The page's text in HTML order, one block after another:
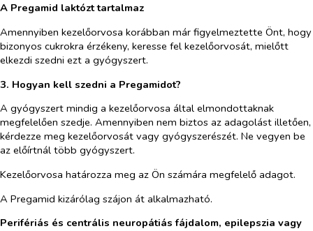
A Pregamid laktózt tartalmaz
Amennyiben kezelőorvosa korábban már figyelmeztette Önt, hogy
bizonyos cukrokra érzékeny, keresse fel kezelőorvosát, mielőtt
elkezdi szedni ezt a gyógyszert.
3. Hogyan kell szedni a Pregamidot?
A gyógyszert mindig a kezelőorvosa által elmondottaknak
megfelelően szedje. Amennyiben nem biztos az adagolást illetően,
kérdezze meg kezelőorvosát vagy gyógyszerészét. Ne vegyen be
az előírtnál több gyógyszert.
Kezelőorvosa határozza meg az Ön számára megfelelő adagot.
A Pregamid kizárólag szájon át alkalmazható.
Perifériás és centrális neuropátiás fájdalom, epilepszia vagy